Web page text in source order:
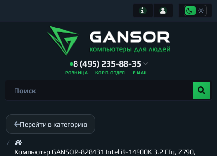
8 (495) 235-88-35
РОЗНИЦА КОРП. ОТДЕЛ E-MAIL
Перейти в категорию
Компьютер GANSOR-828431 Intel i9-14900K 3.2 ГГц, Z790,